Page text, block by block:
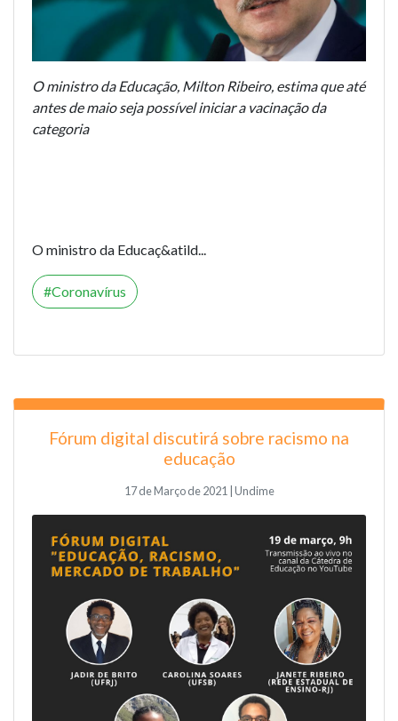
O ministro da Educação, Milton Ribeiro, estima que até
antes de maio seja possível iniciar a vacinação da
categoria
O ministro da Educaç&atild...
Coronavírus
Fórum digital discutirá sobre racismo na
educação
17 de Março de 2021 | Undime